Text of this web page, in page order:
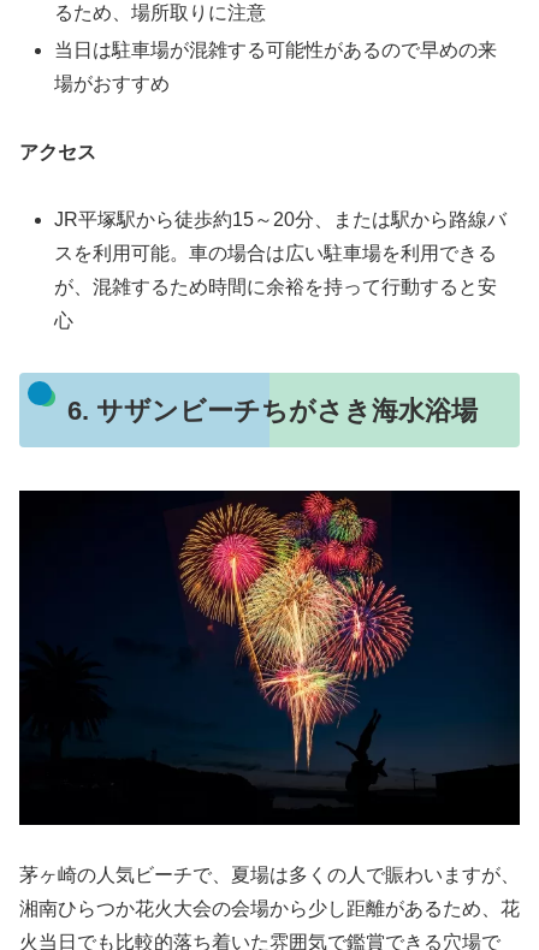
るため、場所取りに注意
当日は駐車場が混雑する可能性があるので早めの来
場がおすすめ
アクセス
JR平塚駅から徒歩約15～20分、または駅から路線バ
スを利用可能。車の場合は広い駐車場を利用できる
が、混雑するため時間に余裕を持って行動すると安
心
6. サザンビーチちがさき海水浴場
茅ヶ崎の人気ビーチで、夏場は多くの人で賑わいますが、
湘南ひらつか花火大会の会場から少し距離があるため、花
火当日でも比較的落ち着いた雰囲気で鑑賞できる穴場で